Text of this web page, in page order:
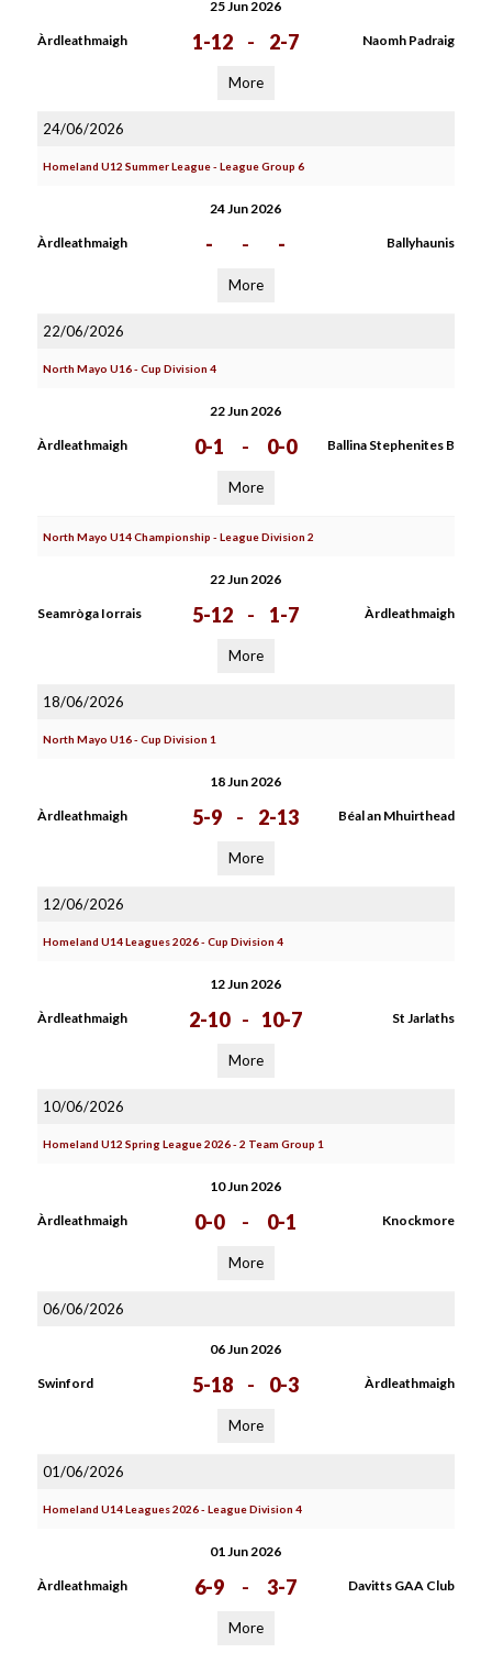
25 Jun 2026
Àrdleathmaigh 1-12 - 2-7 Naomh Padraig
More
24/06/2026
Homeland U12 Summer League - League Group 6
24 Jun 2026
Àrdleathmaigh - - - Ballyhaunis
More
22/06/2026
North Mayo U16 - Cup Division 4
22 Jun 2026
Àrdleathmaigh 0-1 - 0-0 Ballina Stephenites B
More
North Mayo U14 Championship - League Division 2
22 Jun 2026
Seamròga Iorrais 5-12 - 1-7 Àrdleathmaigh
More
18/06/2026
North Mayo U16 - Cup Division 1
18 Jun 2026
Àrdleathmaigh 5-9 - 2-13 Béal an Mhuirthead
More
12/06/2026
Homeland U14 Leagues 2026 - Cup Division 4
12 Jun 2026
Àrdleathmaigh 2-10 - 10-7 St Jarlaths
More
10/06/2026
Homeland U12 Spring League 2026 - 2 Team Group 1
10 Jun 2026
Àrdleathmaigh 0-0 - 0-1 Knockmore
More
06/06/2026
06 Jun 2026
Swinford 5-18 - 0-3 Àrdleathmaigh
More
01/06/2026
Homeland U14 Leagues 2026 - League Division 4
01 Jun 2026
Àrdleathmaigh 6-9 - 3-7 Davitts GAA Club
More